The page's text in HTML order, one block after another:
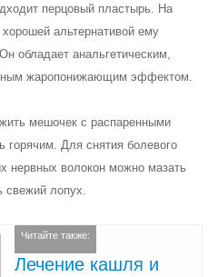
перцовый пластырь. На
альтернативой ему
обладает анальгетическим,
жаропонижающим эффектом.
мешочек с распаренными
Для снятия болевого
нервных волокон можно мазать
свежий лопух.
Читайте также:
Лечение кашля и